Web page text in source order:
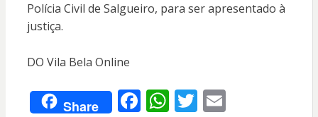
Polícia Civil de Salgueiro, para ser apresentado à
justiça.
DO Vila Bela Online
Share F W T E